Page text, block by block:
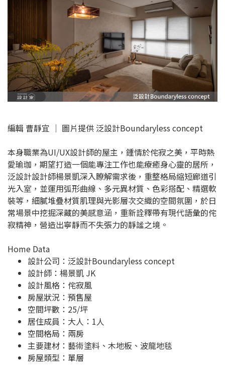
編輯 曹靜宜 │ 圖片提供 泛設計Boundaryless concept
本身職業為UI/UX設計師的屋主，鍾情於侘寂之美，平時熱
愛瑜珈，期望打造一個能專注工作也能療癒身心靈的居所，
泛設計設計師楊景凱深入瞭解需求後，重整格局縮短廊道引
光入室，並運用弧形曲線、多元異材質、色彩搭配、精選軟
裝等，細膩堆疊材質肌理與光影層次交織的空間氛圍，於日
常場景中挖掘深藏的美感意涵，重新詮釋帶有現代語彙的侘
寂精神，營造出寧靜而不失張力的靜謐之境。
Home Data
設計公司： 泛設計Boundaryless concept
設計師：楊景凱 JK
設計風格：侘寂風
房屋狀況：預售屋
空間坪數：25/坪
居住成員：大人：1人
空間格局：兩房
主要建材：藝術塗料、木地板、波龍地毯
房屋類型：單層